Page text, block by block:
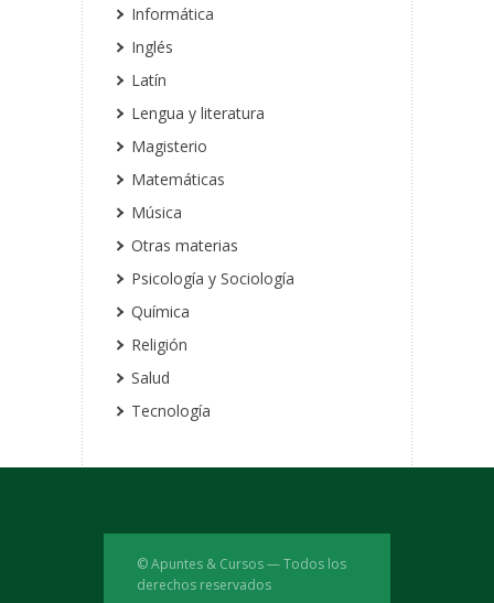
Informática
Inglés
Latín
Lengua y literatura
Magisterio
Matemáticas
Música
Otras materias
Psicología y Sociología
Química
Religión
Salud
Tecnología
© Apuntes & Cursos — Todos los
derechos reservados